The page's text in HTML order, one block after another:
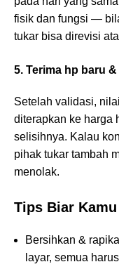
fisik dan fungsi —
tukar bisa direvisi
5. Terima hp baru
Setelah validasi,
diterapkan ke harga
selisihnya. Kalau
pihak tukar tambah
menolak.
Tips Biar
Bersihkan &
layar, semua